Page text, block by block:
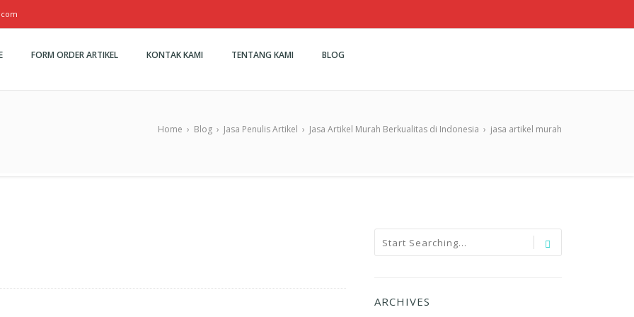
FORM ORDER ARTIKEL KONTAK KAMI TENTANG KAMI BLOG
Home › Blog › Jasa Penulis Artikel › Jasa Artikel Murah Berkualitas di Indonesia › jasa artikel murah
ARCHIVES